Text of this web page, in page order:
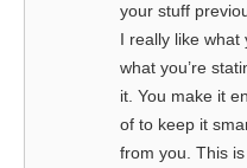
your stuff
I really like what
what you’re
it. You make it
of to keep it
from you. This